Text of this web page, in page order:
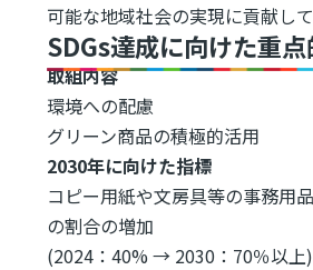
可能な地域社会の実現に貢献して
SDGs達成に向けた重
取組内容
環境への配慮
グリーン商品の積極的活用
2030年に向けた指標
コピー用紙や文房具等の事務用
の割合の増加
(2024：40% → 2030：70％以上)